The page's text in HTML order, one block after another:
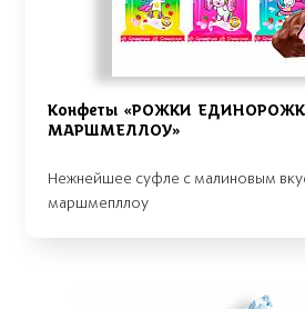
Конфеты «РОЖКИ
МАРШМЕЛЛОУ»
Нежнейшее суфле с малиновым
маршмепллоу